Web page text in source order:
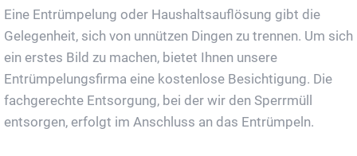
Eine Entrümpelung oder Haushaltsauflösung gibt die
Gelegenheit, sich von unnützen Dingen zu trennen. Um sich
ein erstes Bild zu machen, bietet Ihnen unsere
Entrümpelungsfirma eine kostenlose Besichtigung. Die
fachgerechte Entsorgung, bei der wir den Sperrmüll
entsorgen, erfolgt im Anschluss an das Entrümpeln.